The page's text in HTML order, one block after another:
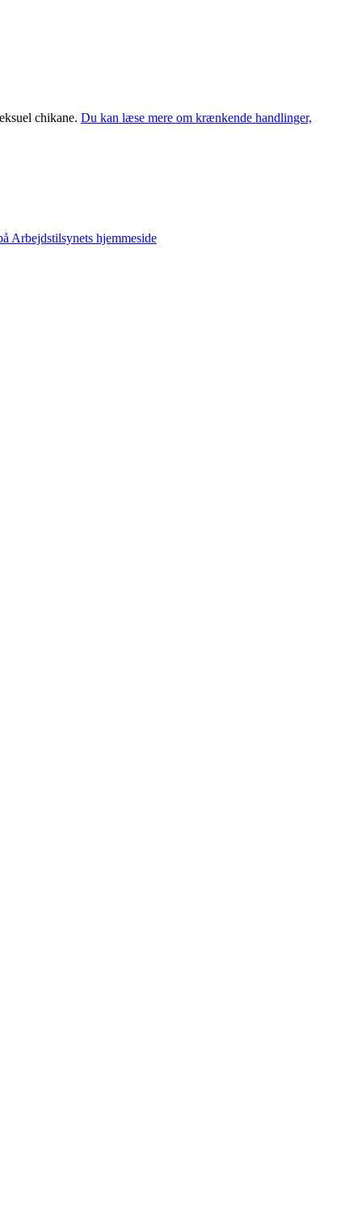
chikane. Du kan læse mere om krænkende handlinger,
Arbejdstilsynets hjemmeside